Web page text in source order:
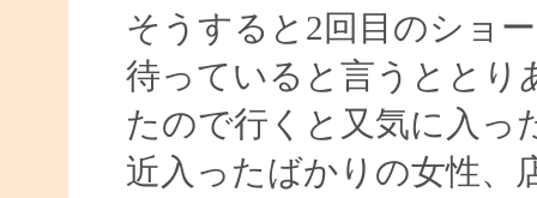
そうすると2回目のショ
待っていると言うととり
たので行くと又気に入っ
近入ったばかりの女性、